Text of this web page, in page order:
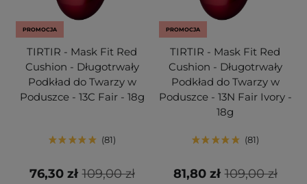
PROMOCJA
TIRTIR - Mask Fit Red
Cushion - Długotrwały
Podkład do Twarzy w
Poduszce - 13C Fair - 18g
81
109,00 zł
76,30 zł
PROMOCJA
TIRTIR - Mask Fit Red
Cushion - Długotrwały
Podkład do Twarzy w
Poduszce - 13N Fair Ivory -
18g
81
109,00 zł
81,80 zł